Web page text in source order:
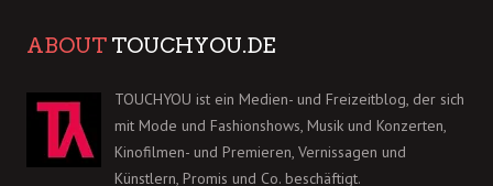
ABOUT TOUCHYOU.DE
TOUCHYOU ist ein Medien- und Freizeitblog, der sich
mit Mode und Fashionshows, Musik und Konzerten,
Kinofilmen- und Premieren, Vernissagen und
Künstlern, Promis und Co. beschäftigt.